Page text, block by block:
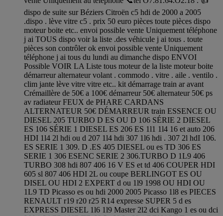
dispo de suite sur Béziers Citroën c5 hdi de 2000 a 2005
.dispo . lève vitre c5 . prix 50 euro pièces toute pièces dispo
moteur boite etc.. envoi possible vente Uniquement téléphone
j ai TOUS dispo voir la liste .des véhicule j ai tous . toute
pièces son contrôler ok envoi possible vente Uniquement
téléphone j ai tous du lundi au dimanche dispo ENVOI
Possible VOIR LA Liste tous moteur de la liste moteur boite
démarreur alternateur volant . commodo . vitre . aile . ventilo .
clim jante lève vitre vitre etc.. kit démarrage train ar avant
Crémaillère de 50€ a 100€ démarreur 50€ alternateur 50€ ps
av radiateur FEUX de PHARE CARDANS
ALTERNATEUR 50€ DÉMARREUR train ESSENCE OU
DIESEL 205 TURBO D ES OU D 106 SÉRIE 2 DIESEL
ES 106 SÉRIE 1 DIESEL ES 206 ES 1l1 1l4 16 et auto 206
HDI 1l4 2l hdi ou d 207 1l4 hdi 307 1l6 hdi . 307 2l hdI 106.
ES SERIE 1 309. D .ES 405 DIESEL ou es TD 306 ES
SERIE 1 306 ESENC SERIE 2 306.TURBO D 1L9 406
TURBO 308 hdi 807 406 16 V ES et td 406 COUPER HDI
605 sl 807 406 HDI 2L ou coupe BERLINGOT ES OU
DISEL OU HDI 2 EXPERT d ou 1l9 1998 OU HDI OU
1L9 TD Picasso es ou hdi 2000 2005 Picasso 1l8 es PIECES
RENAULT r19 r20 r25 R14 expresse SUPER 5 d es
EXPRESS DIESEL 1l6 1l9 Master 2l2 dci Kango 1 es ou dci